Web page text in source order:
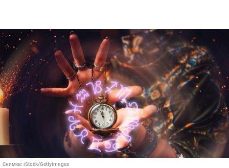
Снимка: iStock/GettyImages